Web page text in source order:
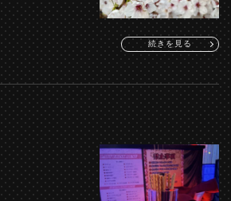
続きを見る